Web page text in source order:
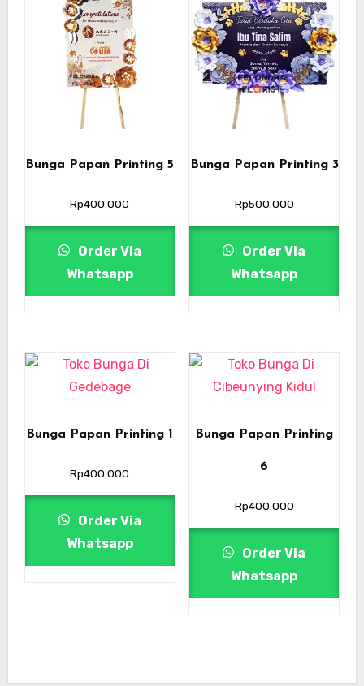
Bunga Papan Printing 5
Rp400.000
Order Via
Whatsapp
Bunga Papan Printing 3
Rp500.000
Order Via
Whatsapp
Bunga Papan Printing 1
Rp400.000
Order Via
Whatsapp
Bunga Papan Printing
6
Rp400.000
Order Via
Whatsapp